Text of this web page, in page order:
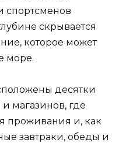
спортсменов
скрывается
которое может
море.
десятки
магазинов, где
проживания и, как
завтраки, обеды и